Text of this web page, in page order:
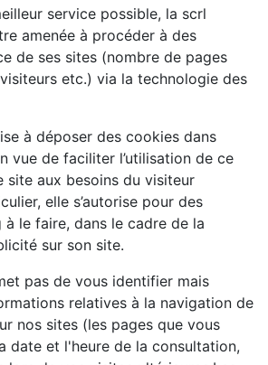
service possible, la scrl
amenée à procéder à des
de ses sites (nombre de pages
etc.) via la technologie des
à déposer des cookies dans
vue de faciliter l’utilisation de ce
site aux besoins du visiteur
elle s’autorise pour des
à le faire, dans le cadre de la
sur son site.
pas de vous identifier mais
relatives à la navigation de
nos sites (les pages que vous
date et l'heure de la consultation,